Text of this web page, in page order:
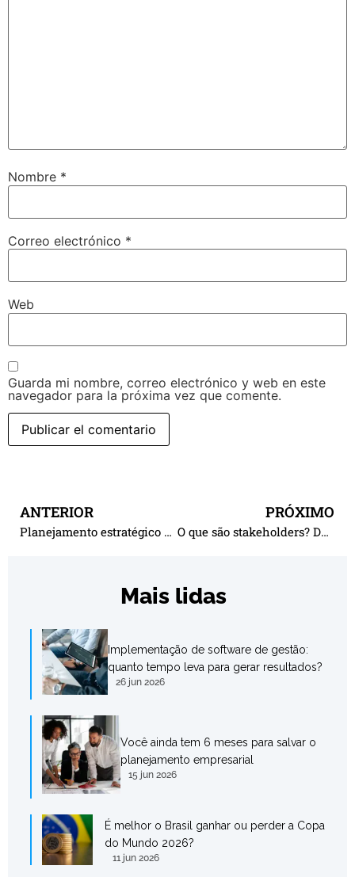
Nombre *
Correo electrónico *
Web
Guarda mi nombre, correo electrónico y web en este
navegador para la próxima vez que comente.
ANTERIOR
Planejamento estratégico situacional: entenda como a metodologia funciona
PRÓXIMO
O que são stakeholders? Definição, principais tipos e importância
Mais lidas
Implementação de software de gestão:
quanto tempo leva para gerar resultados?
26 jun 2026
Você ainda tem 6 meses para salvar o
planejamento empresarial
15 jun 2026
É melhor o Brasil ganhar ou perder a Copa
do Mundo 2026?
11 jun 2026